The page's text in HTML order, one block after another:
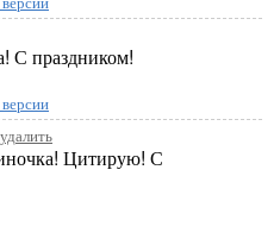
С праздником!
удалить
Цитирую! С